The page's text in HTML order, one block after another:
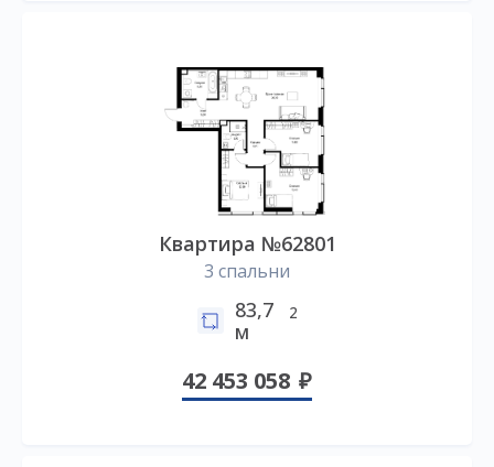
Квартира №62801
3 спальни
83,7
м
2
42 453 058